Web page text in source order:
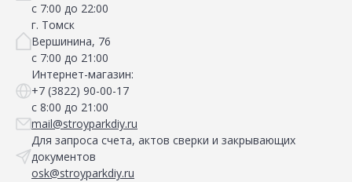
с 7:00 до 22:00
г. Томск
Вершинина, 76
с 7:00 до 21:00
Интернет-магазин:
+7 (3822) 90-00-17
с 8:00 до 21:00
mail@stroyparkdiy.ru
Для запроса счета, актов сверки и закрывающих
документов
osk@stroyparkdiy.ru